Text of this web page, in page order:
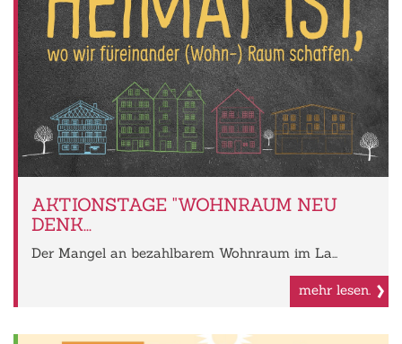
mehr lesen.
AKTIONSTAGE "WOHNRAUM NEU
DENK...
Der Mangel an bezahlbarem Wohnraum im La...